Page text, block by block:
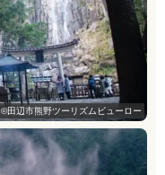
©田辺市熊野ツーリズムビューロー